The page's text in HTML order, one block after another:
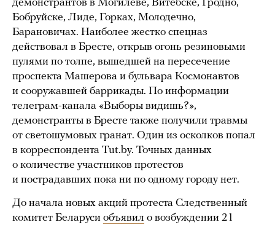
демонстрантов в Могилеве, Витебске, Гродно,
Бобруйске, Лиде, Горках, Молодечно,
Барановичах. Наиболее жестко спецназ
действовал в Бресте, открыв огонь резиновыми
пулями по толпе, вышедшей на пересечение
проспекта Машерова и бульвара Космонавтов
и сооружавшей баррикады. По информации
телеграм-канала «Выборы видишь?»,
демонстранты в Бресте также получили травмы
от светошумовых гранат. Один из осколков попал
в корреспондента Tut.by. Точных данных
о количестве участников протестов
и пострадавших пока ни по одному городу нет.
До начала новых акций протеста Следственный
комитет Беларуси объявил о возбуждении 21